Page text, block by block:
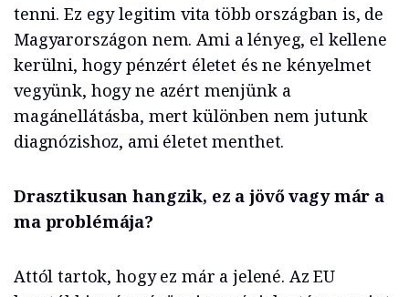
tenni. Ez egy legitim vita több országban is, de
Magyarországon nem. Ami a lényeg, el kellene
kerülni, hogy pénzért életet és ne kényelmet
vegyünk, hogy ne azért menjünk a
magánellátásba, mert különben nem jutunk
diagnózishoz, ami életet menthet.
Drasztikusan hangzik, ez a jövő vagy már a
ma problémája?
Attól tartok, hogy ez már a jelené. Az EU